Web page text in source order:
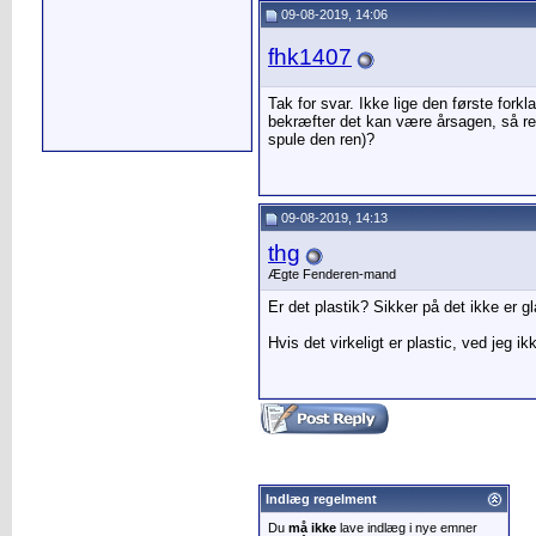
09-08-2019, 14:06
fhk1407
Tak for svar. Ikke lige den første
bekræfter det kan være årsagen, så
spule den ren)?
09-08-2019, 14:13
thg
Ægte Fenderen-mand
Er det plastik? Sikker på det ikke er
Hvis det virkeligt er plastic, ved jeg
Indlæg regelment
Du må ikke lave indlæg i nye emner